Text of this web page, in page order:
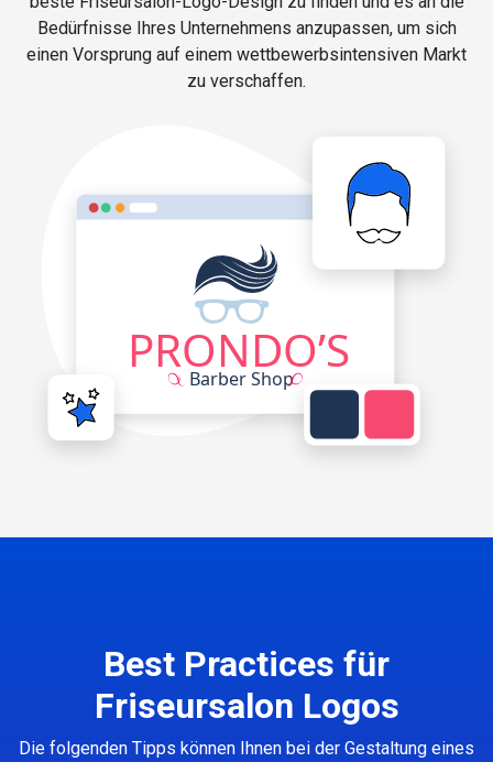
Bedürfnisse Ihres Unternehmens anzupassen, um sich
einen Vorsprung auf einem wettbewerbsintensiven Markt
zu verschaffen.
Best Practices für
Friseursalon Logos
Die folgenden Tipps können Ihnen bei der Gestaltung eines